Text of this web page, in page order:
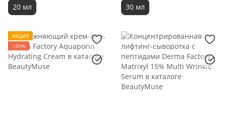
20 мл 30 мл
АКЦИЯ
−30%